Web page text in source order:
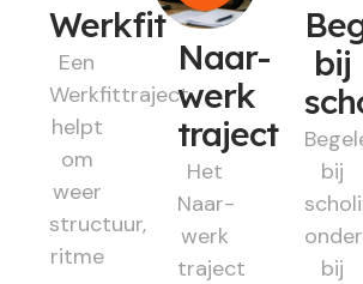
Werkfit
Een
Werkfittraject
helpt
om
weer
structuur,
ritme
Naar-
werk
traject
Het
Naar-
werk
traject
bij
bij
bij